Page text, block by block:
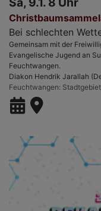
Bei schlechten
Gemeinsam mit der
Evangelische Jugend an
Feuchtwangen.
Diakon Hendrik Jarallah
Feuchtwangen